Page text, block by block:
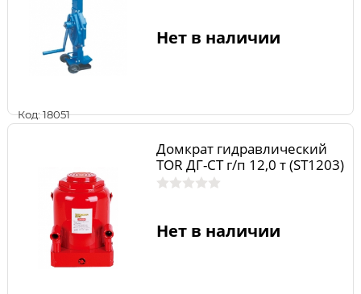
Код: 18051
Нет в наличии
Домкрат гидравлический
TOR ДГ-CT г/п 12,0 т (ST1203)
Нет в наличии